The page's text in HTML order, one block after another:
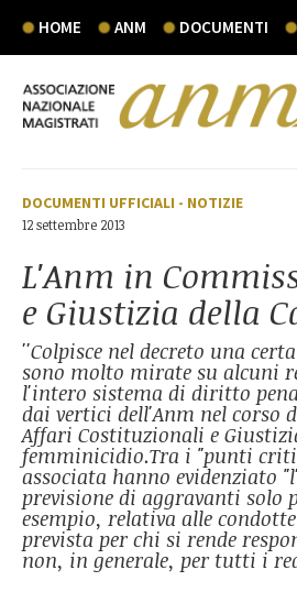
HOME ANM DOCUMENTI
DOCUMENTI UFFICIALI - NOTIZIE
12 settembre 2013
L'Anm in
e Giustizia della
''Colpisce nel decreto una
sono molto mirate su alcuni
l'intero sistema di diritto
dai vertici dell'Anm nel corso
Affari Costituzionali e
femminicidio.Tra i "punti
associata hanno evidenziato
previsione di aggravanti solo
esempio, relativa alle
prevista per chi si rende
non, in generale, per tutti i